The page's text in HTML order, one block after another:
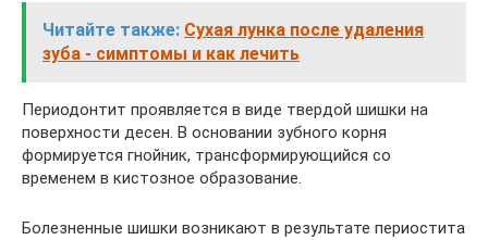
Читайте также: Сухая лунка после удаления
зуба - симптомы и как лечить
Периодонтит проявляется в виде твердой шишки на
поверхности десен. В основании зубного корня
формируется гнойник, трансформирующийся со
временем в кистозное образование.
Болезненные шишки возникают в результате периостита